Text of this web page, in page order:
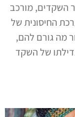
השקדים, מורכב
החיסונית של
מה גורם להם,
של השקד